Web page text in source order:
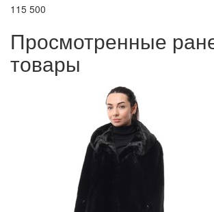
115 500
Просмотренные
товары